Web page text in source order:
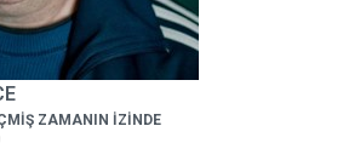
ZAMANIN İZİNDE